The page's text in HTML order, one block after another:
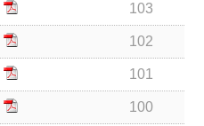
103
102
101
100